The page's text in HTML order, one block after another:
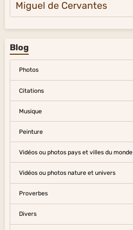
Miguel de Cervantes
Blog
Photos
Citations
Musique
Peinture
Vidéos ou photos pays et villes du monde
Vidéos ou photos nature et univers
Proverbes
Divers